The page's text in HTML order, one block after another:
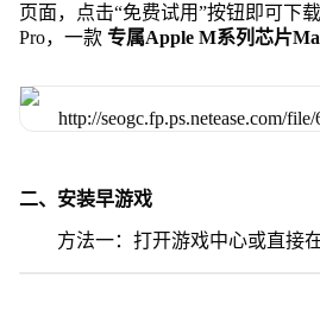
页面，点击“免费试用”按钮即可下
Pro，一款 专属Apple M系列芯片
二、安装早游戏
方法一：打开游戏中心或直接